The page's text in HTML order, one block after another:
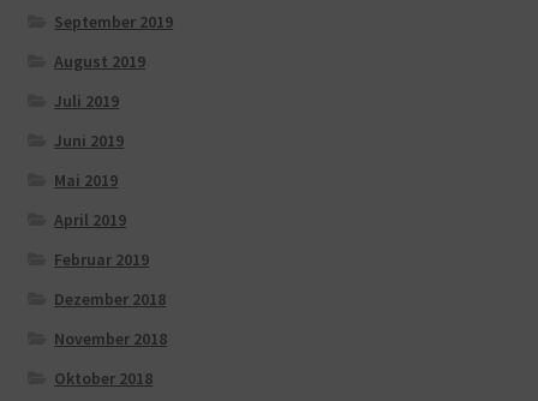
September 2019
August 2019
Juli 2019
Juni 2019
Mai 2019
April 2019
Februar 2019
Dezember 2018
November 2018
Oktober 2018